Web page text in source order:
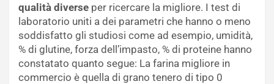
qualità diverse per ricercare la migliore. I test di
laboratorio uniti a dei parametri che hanno o meno
soddisfatto gli studiosi come ad esempio, umidità,
% di glutine, forza dell’impasto, % di proteine hanno
constatato quanto segue: La farina migliore in
commercio è quella di grano tenero di tipo 0